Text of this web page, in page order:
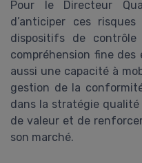
Pour le Directeur
d’anticiper ces
dispositifs de contrôle
compréhension fine
aussi une capacité à
gestion de la
dans la stratégie
de valeur et de
son marché.